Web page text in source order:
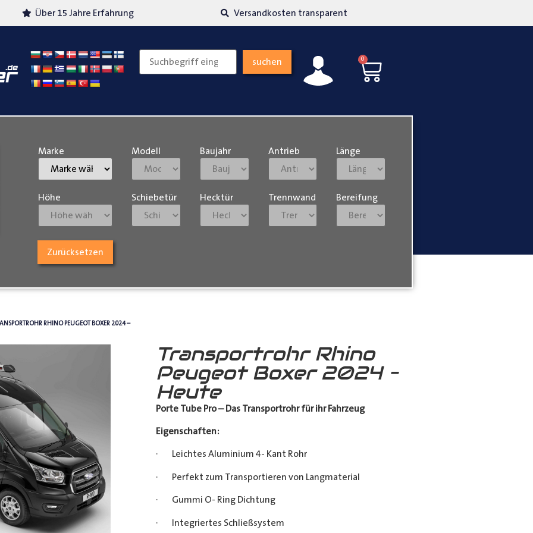
Über 15 Jahre Erfahrung Versandkosten transparent
suchen 0
Marke Modell Baujahr Antrieb Länge
Höhe Schiebetür Hecktür Trennwand Bereifung
Zurücksetzen
RHINO PEUGEOT BOXER 2024 –
Transportrohr Rhino
Peugeot Boxer 2024 –
Heute
Porte Tube Pro – Das Transportrohr für ihr Fahrzeug
Eigenschaften:
· Leichtes Aluminium 4- Kant Rohr
· Perfekt zum Transportieren von Langmaterial
· Gummi O- Ring Dichtung
· Integriertes Schließsystem